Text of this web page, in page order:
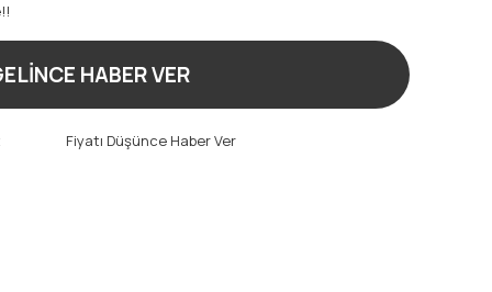
HABER VER
Fiyatı Düşünce Haber Ver